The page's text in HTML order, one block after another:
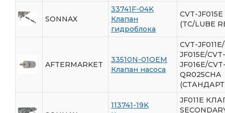
SONNAX
33741F-04K
Клапан
гидроблока
CVT-JF015E
(TC/LUBE
AFTERMARKET
33510N-01OEM
Клапан насоса
CVT-
JF015E/CVT-
JF016E/
QR025CHA
113741-19K
JF011E